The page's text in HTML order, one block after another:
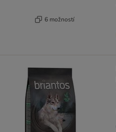
6 možností